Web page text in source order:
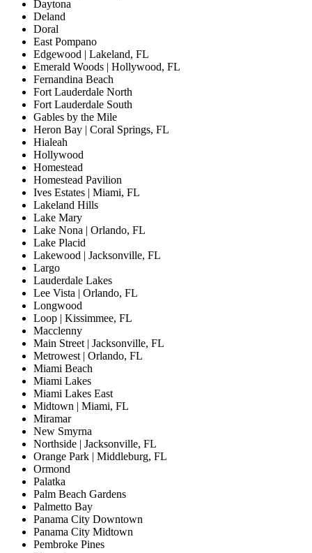
Daytona
Deland
Doral
East Pompano
Edgewood | Lakeland, FL
Emerald Woods | Hollywood, FL
Fernandina Beach
Fort Lauderdale North
Fort Lauderdale South
Gables by the Mile
Heron Bay | Coral Springs, FL
Hialeah
Hollywood
Homestead
Homestead Pavilion
Ives Estates | Miami, FL
Lakeland Hills
Lake Mary
Lake Nona | Orlando, FL
Lake Placid
Lakewood | Jacksonville, FL
Largo
Lauderdale Lakes
Lee Vista | Orlando, FL
Longwood
Loop | Kissimmee, FL
Macclenny
Main Street | Jacksonville, FL
Metrowest | Orlando, FL
Miami Beach
Miami Lakes
Miami Lakes East
Midtown | Miami, FL
Miramar
New Smyrna
Northside | Jacksonville, FL
Orange Park | Middleburg, FL
Ormond
Palatka
Palm Beach Gardens
Palmetto Bay
Panama City Downtown
Panama City Midtown
Pembroke Pines